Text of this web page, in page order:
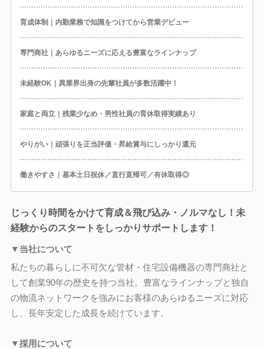
育成体制｜内勤業務で知識をつけてから営業デビュー
専門商社｜あらゆるニーズに応える豊富なラインナップ
未経験OK｜異業界出身の先輩社員が多数活躍中！
家庭と両立｜残業少なめ・男性社員の育休取得実績あり
やりがい｜頑張りを正当評価・昇給賞与にしっかり還元
働きやすさ｜基本土日祝休／直行直帰可／有休取得◎
じっくり時間をかけて育成＆飛び込み・ノルマなし！未
経験からのスタートをしっかりサポートします！
▼当社について
私たちの暮らしに不可欠な管材・住宅設備機器の専門商社と
して創業90年の歴史を持つ当社。豊富なラインナップと独自
の物流ネットワークを強みにお客様のあらゆるニーズに対応
し、長年安定した成長を続けています。
▼採用について